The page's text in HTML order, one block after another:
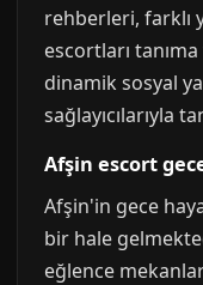
rehberleri, farklı
escortları
dinamik sosyal
sağlayıcılarıyla
Afşin escort
Afşin'in gece
bir hale
eğlence